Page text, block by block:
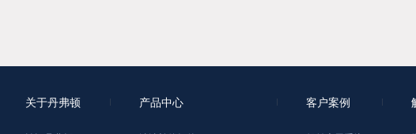
关于丹弗顿 产品中心 客户案例